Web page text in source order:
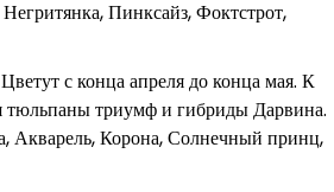
Пинксайз, Фоктстрот,
с конца апреля до конца мая. К
тюльпаны триумф и гибриды Дарвина.
Акварель, Корона, Солнечный принц,